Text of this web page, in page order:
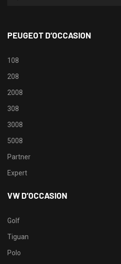
PEUGEOT D’OCCASION
108
208
2008
308
3008
5008
Partner
Expert
VW D’OCCASION
Golf
Tiguan
Polo